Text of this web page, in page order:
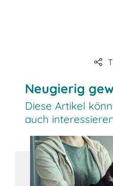
Neugierig
Diese Artikel
auch